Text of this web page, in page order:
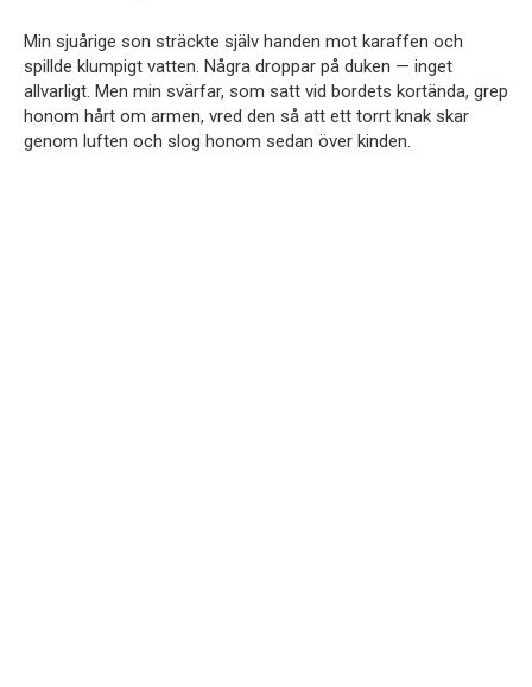
Min sjuårige son sträckte själv handen mot karaffen och
spillde klumpigt vatten. Några droppar på duken — inget
allvarligt. Men min svärfar, som satt vid bordets kortända, grep
honom hårt om armen, vred den så att ett torrt knak skar
genom luften och slog honom sedan över kinden.